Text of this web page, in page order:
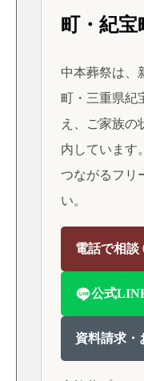
町・紀宝
中本葬祭は、
町・三重県紀
え、ご家族の
内しています
つながるフリ
い。
電話で相談
公式
資料請求・